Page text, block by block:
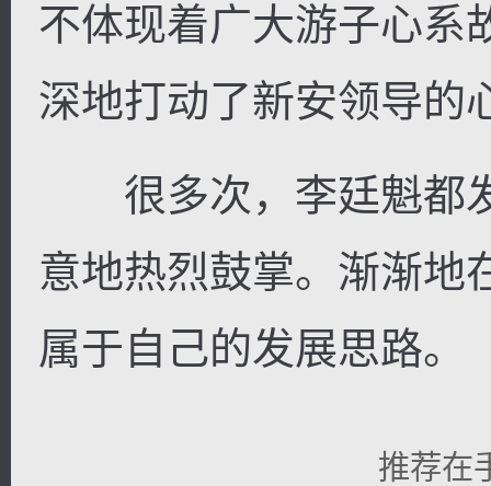
不体现着广大游子心系
深地打动了新安领导的
很多次，李廷魁都
意地热烈鼓掌。渐渐地
属于自己的发展思路。
推荐在